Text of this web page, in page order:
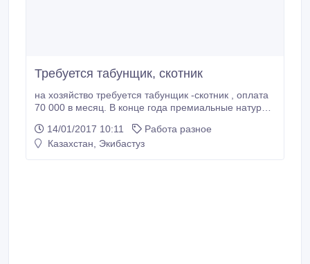
Требуется табунщик, скотник
на хозяйство требуется табунщик -скотник , оплата
70 000 в месяц. В конце года премиальные натур
новый дом! Так же требуется разнорабочий . Мы
находимся в 20 км от г.Ерментау это на трассе
14/01/2017 10:11
Работа разное
Казахстан, Экибастуз